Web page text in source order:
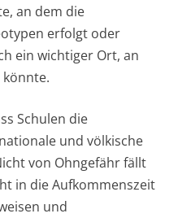
an dem die
erfolgt oder
ein wichtiger Ort, an
Schulen die
und völkische
von Ohngefähr fällt
in die Aufkommenszeit
und